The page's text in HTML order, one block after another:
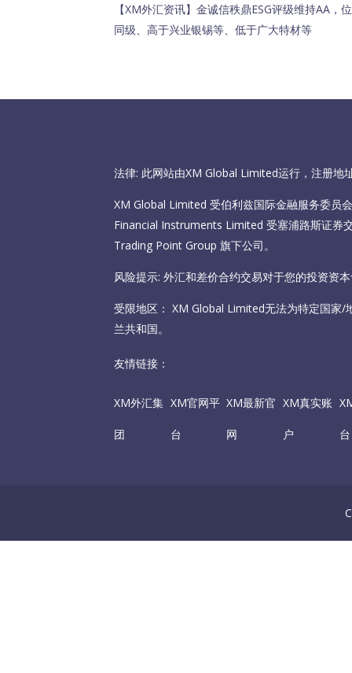
【XM外汇资讯】金诚信秩鼎ESG评级维持AA
同级、高于兴业银锡等、低于广大特材等
法律: 此网站由XM Global Limited运行，注册地
XM Global Limited 受伯利兹国际金融服务委员
Financial Instruments Limited 受塞浦路斯证券
Trading Point Group 旗下公司。
风险提示: 外汇和差价合约交易对于您的投资资
受限地区： XM Global Limited无法为特定国家/
兰共和国。
友情链接：
XM外汇集
团
XM官网平
台
XM最新官
网
XM真实账
户 台